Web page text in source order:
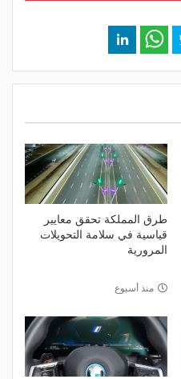
طرق المملكة تحقق معايير
قياسية في سلامة التحويلات
المرورية
منذ أسبوع